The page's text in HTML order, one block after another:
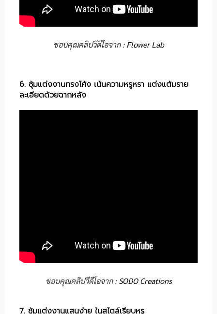
ขอบคุณคลิปวีดีโอจาก :Flower Lab
6. ซุ้มแต่งงานทรงโค้ง เน้นความหรูหรา แต่งแต้มราย
ละเอียดด้วยฉากหลัง
ขอบคุณคลิปวีดีโอจาก :SODO Creations
7. ซุ้มแต่งงานแสนง่าย ในสไตล์เรียบหรู